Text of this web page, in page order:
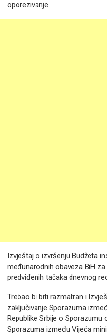
oporezivanje.
Izvještaj o izvršenju Budžeta
međunarodnih obaveza BiH
predviđenih tačaka dnevnog
Trebao bi biti razmatran i
zaključivanje Sporazuma
Republike Srbije o Sporazumu
Sporazuma između Vijeća